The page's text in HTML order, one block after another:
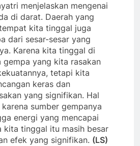
menjelaskan mengenai
di darat. Daerah yang
kita tinggal juga
dari sesar-sesar yang
Karena kita tinggal di
gempa yang kita rasakan
tetapi kita
keras dan
yang signifikan. Hal
sumber gempanya
energi yang mencapai
kita tinggal itu masih besar
efek yang signifikan. (LS)